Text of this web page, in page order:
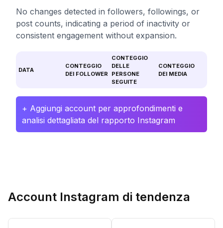
No changes detected in followers, followings, or
post counts, indicating a period of inactivity or
consistent engagement without expansion.
DATA
CONTEGGIO
DEI FOLLOWER
CONTEGGIO
DELLE
PERSONE
SEGUITE
CONTEGGIO
DEI MEDIA
+ Aggiungi account per approfondimenti e
analisi dettagliata del rapporto Instagram
Account Instagram di tendenza